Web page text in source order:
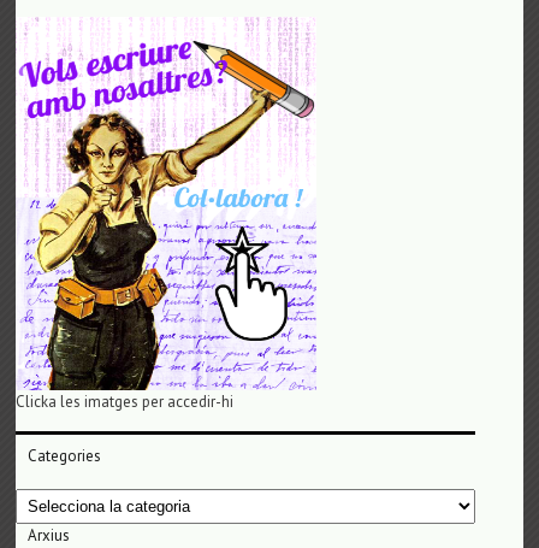
Clicka les imatges per accedir-hi
Categories
Categories
Arxius